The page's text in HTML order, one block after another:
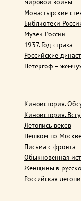
мировой войны
Монастырские
Библиотеки
Музеи России
1937. Год страха
Российские
Петергоф –
Киноистория.
Киноистория.
Летопись веков
Пешком по Москве
Письма с фронта
Обыкновенная
Женщины в
Российская